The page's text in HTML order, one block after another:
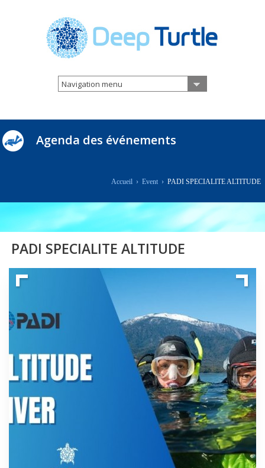
Navigation menu
Agenda des événements
Accueil› Event› PADI SPECIALITE ALTITUDE
PADI SPECIALITE ALTITUDE